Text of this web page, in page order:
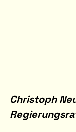
Christoph